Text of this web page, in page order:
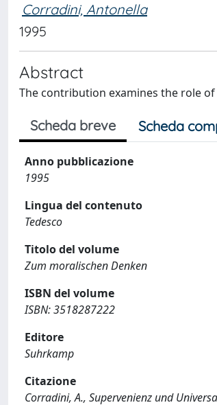
Corradini, Antonella
1995
Abstract
The contribution examines the role
Scheda breve Scheda
Anno pubblicazione
1995
Lingua del contenuto
Tedesco
Titolo del volume
Zum moralischen Denken
ISBN del volume
ISBN: 3518287222
Editore
Suhrkamp
Citazione
Corradini, A., Supervenienz und